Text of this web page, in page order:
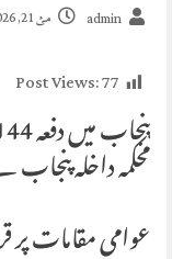
admin مئ 21, 2026
Post Views:77
پنجاب میں دفعہ 144 کا نفاذ
محکمہ داخلہ
عوامی مقامات